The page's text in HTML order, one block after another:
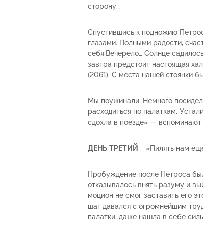
сторону…
Спустившись к подножию
глазами. Полными радости,
себя.Вечерело… Солнце
завтра предстоит настоящая
(2061). С места нашей стоянки
Мы поужинали. Немного
расходиться по палаткам.
сдохла в поезде» — вспоминают
ДЕНЬ ТРЕТИЙ . «Пилять нам
Пробуждение после Петроса
отказывалось внять разуму и
моцион не смог заставить его
шаг давался с огромнейшим
палатки, даже нашла в себе